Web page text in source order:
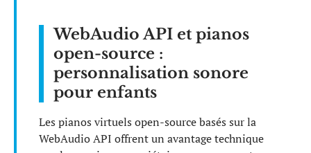
WebAudio API et pianos
open-source :
personnalisation sonore
pour enfants
Les pianos virtuels open-source basés sur la
WebAudio API offrent un avantage technique